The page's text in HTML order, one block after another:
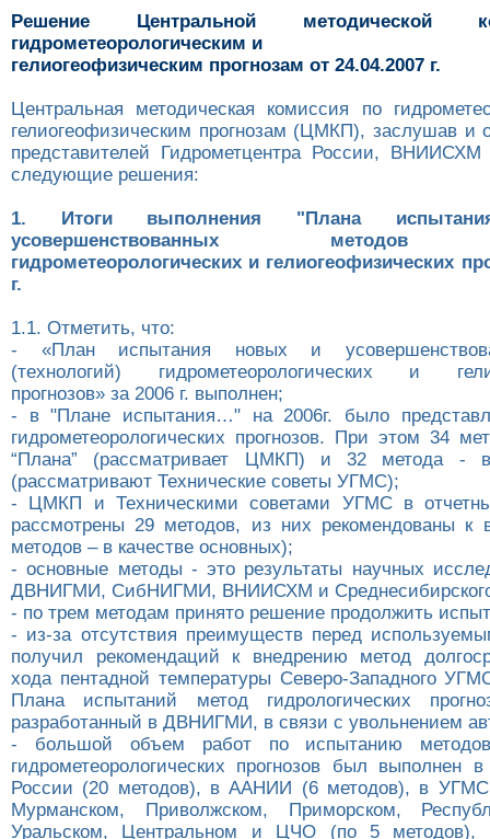
Решение Центральной методической
гидрометеорологическим и
гелиогеофизическим прогнозам от 24.04.2007 г.
Центральная методическая комиссия по
гелиогеофизическим прогнозам (ЦМКП), заслушав и
представителей Гидрометцентра России,
следующие решения:
1. Итоги выполнения "Плана
усовершенствованных методов
гидрометеорологических и гелиогеофизических
г.
1.1. Отметить, что:
- «План испытания новых и
(технологий) гидрометеорологических и
прогнозов» за 2006 г. выполнен;
- в "Плане испытания…" на 2006г. было
гидрометеорологических прогнозов. При этом 34
“Плана” (рассматривает ЦМКП) и 32 метода -
(рассматривают Технические советы УГМС);
- ЦМКП и Техническими советами УГМС в
рассмотрены 29 методов, из них рекомендованы к
методов – в качестве основных);
- основные методы - это результаты научных
ДВНИГМИ, СибНИГМИ, ВНИИСХМ и
- по трем методам принято решение продолжить
- из-за отсутствия преимуществ перед
получил рекомендаций к внедрению метод
хода пентадной температуры Северо-Западного
Плана испытаний метод гидрологических
разработанный в ДВНИГМИ, в связи с увольнением
- большой объем работ по испытанию
гидрометеорологических прогнозов был выполнен в
России (20 методов), в ААНИИ (6 методов), в УГМС
Мурманском, Приволжском, Приморском,
Уральском, Центральном и ЦЧО (по 5